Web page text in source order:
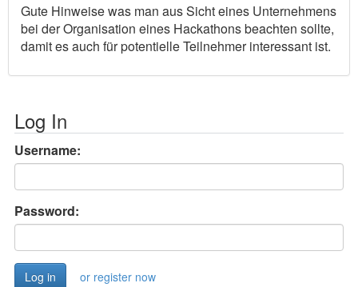
Gute Hinweise was man aus Sicht eines Unternehmens
bei der Organisation eines Hackathons beachten sollte,
damit es auch für potentielle Teilnehmer interessant ist.
Log In
Username:
Password:
or register now